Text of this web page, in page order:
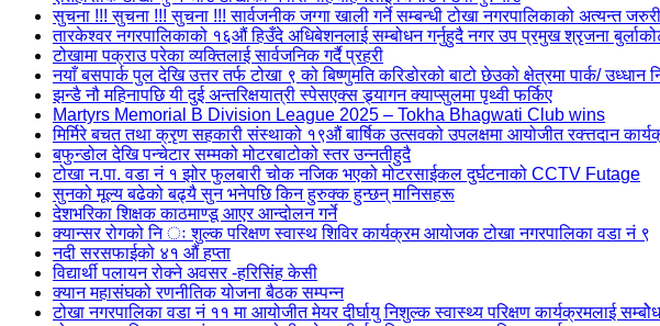
सुचना !!! सुचना !!! सुचना !!! सार्वजनीक जग्गा खाली गर्ने सम्बन्धी टोखा नगरपालिकाको अत्यन्त
तारकेश्वर नगरपालिकाको १६औं हिउँदे अधिबेशनलाई सम्बोधन गर्नुहुदै नगर उप प्रमुख श्रृजना
टोखामा पक्राउ परेका व्यक्तिलाई सार्वजनिक गर्दै प्रहरी
नयाँ बसपार्क पुल देखि उत्तर तर्फ टोखा ९ को बिष्णुमति करिडोरको बाटो छेउको क्षेत्रमा पार्क/ उध्धान
झन्डै नौ महिनापछि यी दुई अन्तरिक्षयात्री स्पेसएक्स ड्र्यागन क्याप्सुलमा पृथ्वी फर्किए
Martyrs Memorial B Division League 2025 – Tokha Bhagwati Club wins
मिर्मिरे बचत तथा क्रृण सहकारी संस्थाको १९औं बार्षिक उत्सवको उपलक्षमा आयोजीत रक्त्तदान
बफुन्डोल देखि पन्चेटार सम्मको मोटरबाटोको स्तर उन्नतीहुदै
टोखा न.पा. वडा नं १ झोर फुलबारी चोक नजिक भएको मोटरसाईकल दुर्घटनाको CCTV Futage
सुनको मूल्य बढेको बढ्यै सुन भनेपछि किन हुरुक्क हुन्छन् मानिसहरू
देशभरिका शिक्षक काठमाण्डू आएर आन्दोलन गर्ने
क्यान्सर रोगको नि ः शुल्क परिक्षण स्वास्थ शिविर कार्यक्रम आयोजक टोखा नगरपालिका वडा नं ९
नदी सरसफाईको ४१ औं हप्ता
विद्यार्थी पलायन रोक्ने अवसर -हरिसिंह केसी
क्यान महासंघको रणनीतिक योजना बैठक सम्पन्न
टोखा नगरपालिका वडा नं ११ मा आयोजीत मेयर दीर्घायु निशुल्क स्वास्थ्य परिक्षण कार्यक्रमलाई